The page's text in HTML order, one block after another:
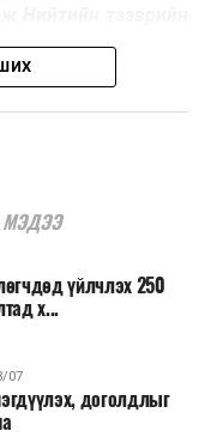
МЭДЭЭ
үйлчлэх 250
х...
07
доголдлыг